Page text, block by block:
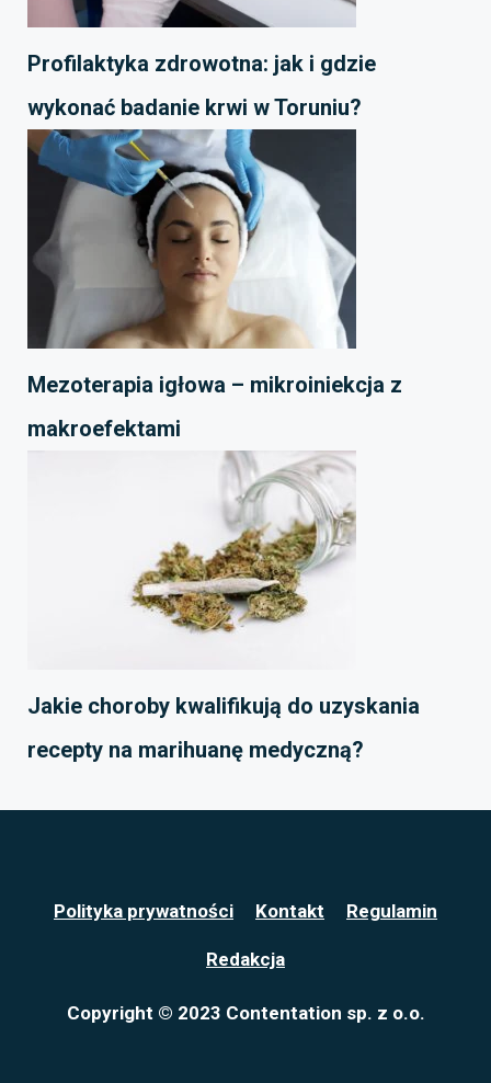
Profilaktyka zdrowotna: jak i gdzie
wykonać badanie krwi w Toruniu?
Mezoterapia igłowa – mikroiniekcja z
makroefektami
Jakie choroby kwalifikują do uzyskania
recepty na marihuanę medyczną?
Polityka prywatności Kontakt Regulamin
Redakcja
Copyright © 2023 Contentation sp. z o.o.